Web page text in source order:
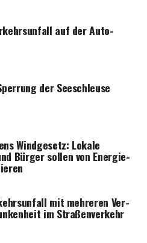
auf der Auto­
der Seeschleuse
Wind­ge­setz: Loka­le
Bür­ger sol­len von Ener­gie­
mit meh­re­ren Ver­
im Straßenverkehr